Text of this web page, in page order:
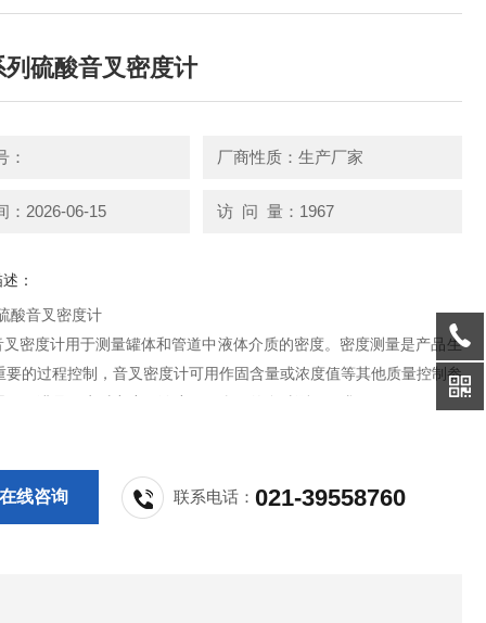
列硫酸音叉密度计
： 厂商性质：生产厂家
：2026-06-15 访 问 量：1967
：
酸音叉密度计
叉密度计用于测量罐体和管道中液体介质的密度。密度测量是产品生
要的过程控制，音叉密度计可用作固含量或浓度值等其他质量控制参
。可满足用户对密度、浓度、固含量的多种测量要求。
在线咨询 联系电话：021-39558760